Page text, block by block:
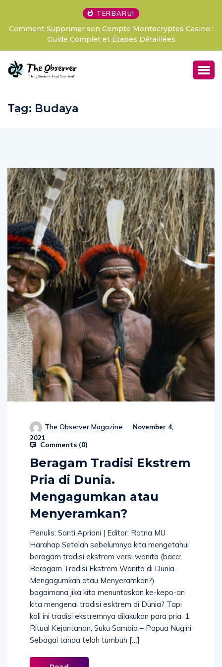
TERBARU!
:
LExpérience Pari Sportif Révolutionnaire Avis Betify
France, Votre Passeport pour des Sensations Fo
Tag: Budaya
The Observer Magazine
November 4,
2021
Comments (0)
Beragam Tradisi Ekstrem
Pria di Dunia.
Mengagumkan atau
Menyeramkan?
Penulis: Santi Apriani | Editor: Ratna MU
Harahap Setelah sebelumnya kita mengetahui
beragam tradisi ekstrem versi wanita (baca:
Beragam Tradisi Ekstrem Wanita di Dunia.
Mengagumkan atau Menyeramkan?)
bagaimana jika kita menuntaskan ke-kepo-an
kita mengenai tradisi esktrem di Dunia? Tapi
kali ini tradisi ekstremnya dilakukan para pria. 1.
Ritual Kejantanan, Suku Sambia – Papua Nugini
Sebagai tanda telah tumbuh […]